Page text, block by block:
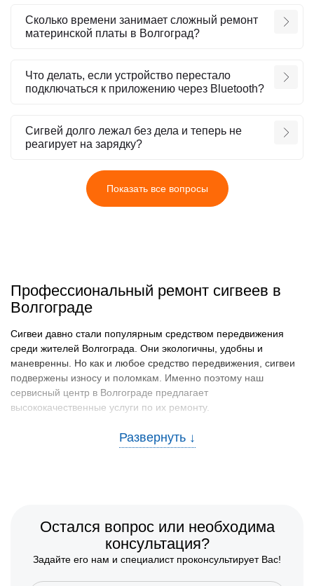
Сколько времени занимает сложный ремонт
материнской платы в Волгоград?
Что делать, если устройство перестало
подключаться к приложению через Bluetooth?
Сигвей долго лежал без дела и теперь не
реагирует на зарядку?
Показать все вопросы
Профессиональный ремонт сигвеев в
Волгограде
Сигвеи давно стали популярным средством передвижения
среди жителей Волгограда. Они экологичны, удобны и
маневренны. Но как и любое средство передвижения, сигвеи
подвержены износу и поломкам. Именно поэтому наш
сервисный центр в Волгограде предлагает
высококачественные услуги по их ремонту.
Частые причины неисправностей
сигвеев и рекомендации по их
Проблемы с аккумулятором:Регулярное и
правильное зарядное устройство, а также избегание
езды на сигвее при низкой температуре помогут
увеличить срок службы аккумулятора.
Остался вопрос или необходима
консультация?
Задайте его нам и специалист проконсультирует Вас!